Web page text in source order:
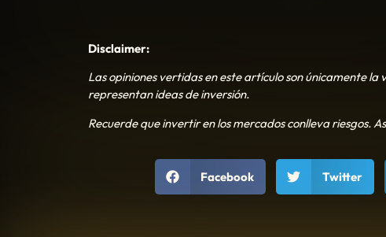
Disclaimer:
Las opiniones vertidas en este artículo son únicamente
representan ideas de inversión.
Recuerde que invertir en los mercados conlleva riesgos.
Facebook Twitter